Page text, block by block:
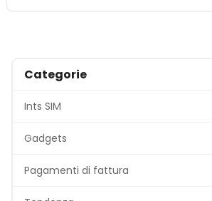
Categorie
Ints SIM
Gadgets
Pagamenti di fattura